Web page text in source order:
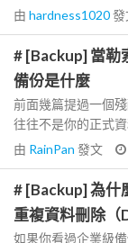
由 hardness1020發
# [Backup] 當勒
備份是什麼
前面幾篇提過一個
往往不是你的正式資
由 RainPan 發文
# [Backup] 為什
重複資料刪除（
如果你看過企業級